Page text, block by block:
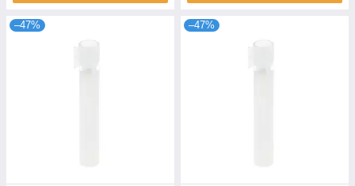
–47% –47%